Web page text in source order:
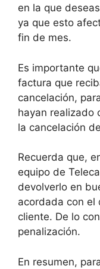
en la que
ya que esto
fin de mes.
Es importante
factura que
cancelación,
hayan realizado
la cancelación
Recuerda que,
equipo de
devolverlo en
acordada con el
cliente. De lo
penalización.
En resumen,